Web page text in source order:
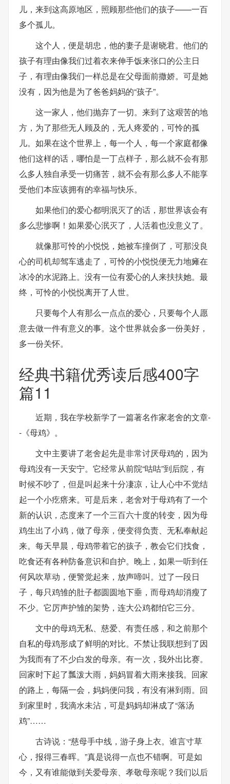
儿，来到这高原地区，照顾那些他们的孩子——一百
多个孤儿。
这个人，便是胡忠，他的妻子是谢晓君。他们的
孩子有理由像我们过着衣来伸手饭来张口的公主日
子，有理由像我们一样总是在父母面前撒娇。可是她
没有，因为他是为了爸爸妈妈的“孩子”。
这一家人，他们抛弃了一切。来到了这艰苦的地
方，为了那些无人顾及的，无人疼爱的，可怜的孤
儿。如果在这个世界上，每一个人，每一个家庭都像
他们这样的话，哪怕是一丁点样子，那么就不会有那
么多人独自承受一切痛苦，就不会有那么多人不能享
受他们本应该拥有的幸福与快乐。
如果他们的爱心都明泯灭了的话，那世界该会有
多么悲惨啊！如果爱心泯灭了，人活着也没意义了。
就像那可怜的小悦悦，她被车撞倒了，可那没良
心的司机却驾车逃走了，可怜的小悦悦便无力地瘫在
冰冷的水泥路上。没有一位有爱心的人来扶扶她。最
终，可怜的小悦悦离开了人世。
只要每个人有那么一点点的爱心，只要每个人愿
意去做一件有意义的事。这个世界就会多一份美好，
多一份关怀。
经典书籍优秀读后感400字
篇11
近期，我在学校新学了一篇著名作家老舍的文章-
-《母鸡》。
文中主要讲了老舍起先是非常讨厌母鸡的，因为
母鸡没有一天安宁。它经常从前院“咕咕”到后院，有
时候不吵了，但是叫起来十分凄凉，让人心中不觉结
起一个小疙瘩来。可是后来，老舍对于母鸡有了一个
新的认识，态度来了一个三百六十度的转变，因为母
鸡生出了小鸡，做了母亲，便变得负责、无私奉献起
来。每天早晨，母鸡带着它的孩子，教会它们找食，
吃食还有各种防备意识和自护。晚上，如果一听到任
何风吹草动，便警觉起来，放声啼叫。过了一段日
子，每只鸡雏的肚子都圆圆地下垂，而母鸡却消瘦了
不少。它厉声护雏的架势，连大公鸡都怕它三分。
文中的母鸡无私、慈爱、有责任感，和之前那个
自私的母鸡形成了鲜明的对比。不禁让我联想到了因
为我而有了不少白发的母亲。有一次，我外出比赛。
回家时下起了瓢泼大雨，妈妈冒着大雨来接我。回家
的路上，每隔一会，妈妈便问我，有没有淋到雨。回
到家里时，我滴水未沾，可是妈妈却淋成了“落汤
鸡”……
古诗说：“慈母手中线，游子身上衣。谁言寸草
心，报得三春晖。”真是说得一点也不错啊。可是如
今，又有谁能做到关爱母亲、孝敬母亲呢？我们以后